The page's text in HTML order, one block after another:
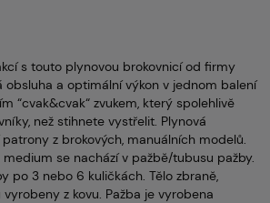
s touto plynovou brokovnicí od firmy
obsluha a optimální výkon v jednom balení
“cvak&cvak“ zvukem, který spolehlivě
než stihnete vystřelit. Plynová
z brokových, manuálních modelů.
se nachází v pažbě/tubusu pažby.
po 3 nebo 6 kuličkách. Tělo zbraně,
z kovu. Pažba je vyrobena